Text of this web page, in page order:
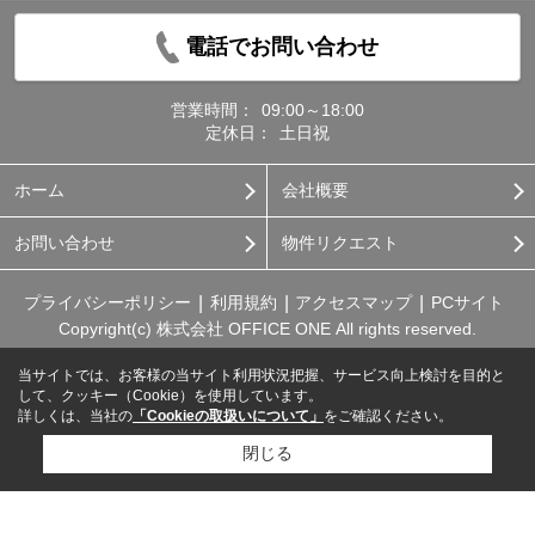
電話でお問い合わせ
営業時間：
09:00～18:00
定休日：
土日祝
ホーム 会社概要
お問い合わせ 物件リクエスト
プライバシーポリシー 利用規約 アクセスマップ
PCサイト
Copyright(c) 株式会社 OFFICE ONE All rights reserved.
当サイトでは、お客様の当サイト利用状況把握、サービス向上検討を目的と
して、クッキー（Cookie）を使用しています。
詳しくは、当社の 「Cookieの取扱いについて」 をご確認ください。
閉じる